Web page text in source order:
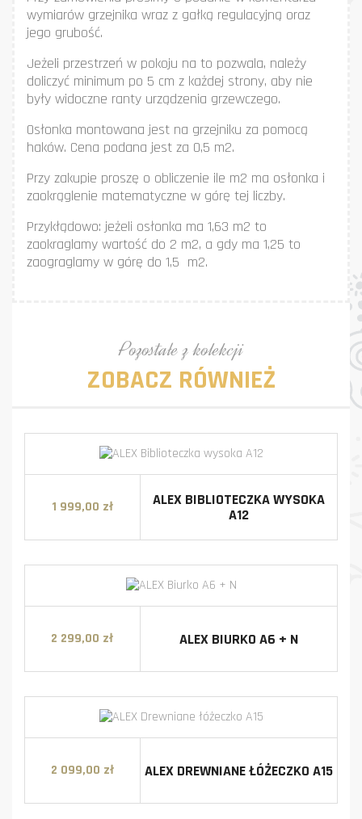
wymiarów grzejnika wraz z gałką regulacyjną oraz
jego grubość.
Jeżeli przestrzeń w pokoju na to pozwala, należy
doliczyć minimum po 5 cm z każdej strony, aby nie
były widoczne ranty urządzenia grzewczego.
Osłonka montowana jest na grzejniku za pomocą
haków. Cena podana jest za 0,5 m2.
Przy zakupie proszę o obliczenie ile m2 ma osłonka i
zaokrąglenie matematyczne w górę tej liczby.
Przykłądowo: jeżeli osłonka ma 1,63 m2 to
zaokraglamy wartość do 2 m2, a gdy ma 1,25 to
zaograglamy w górę do 1,5 m2.
Pozostałe z kolekcji
ZOBACZ RÓWNIEŻ
Cena
1 999,00 zł
ALEX BIBLIOTECZKA WYSOKA
A12
Cena
2 299,00 zł ALEX BIURKO A6 + N
Cena
2 099,00 zł ALEX DREWNIANE ŁÓŻECZKO A15